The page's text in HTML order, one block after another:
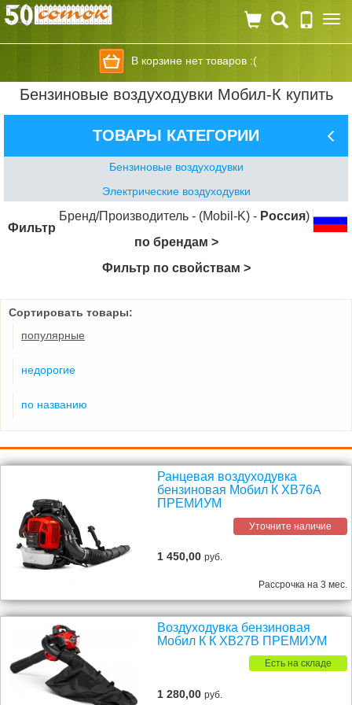
В корзине нет товаров :(
Бензиновые воздуходувки Мобил-К купить
ТОВАРЫ КАТЕГОРИИ
Бензиновые воздуходувки
Электрические воздуходувки
Бренд/Производитель - (Mobil-K) - Россия)
Фильтр
по брендам >
Фильтр по свойствам >
Сортировать товары:
популярные
недорогие
по названию
Ранцевая воздуходувка
бензиновая Мобил К XB76А
ПРЕМИУМ
Уточните наличие
1 450,00руб.
Рассрочка на 3 мес.
Воздуходувка бензиновая
Мобил К К XB27В ПРЕМИУМ
Есть на складе
1 280,00руб.